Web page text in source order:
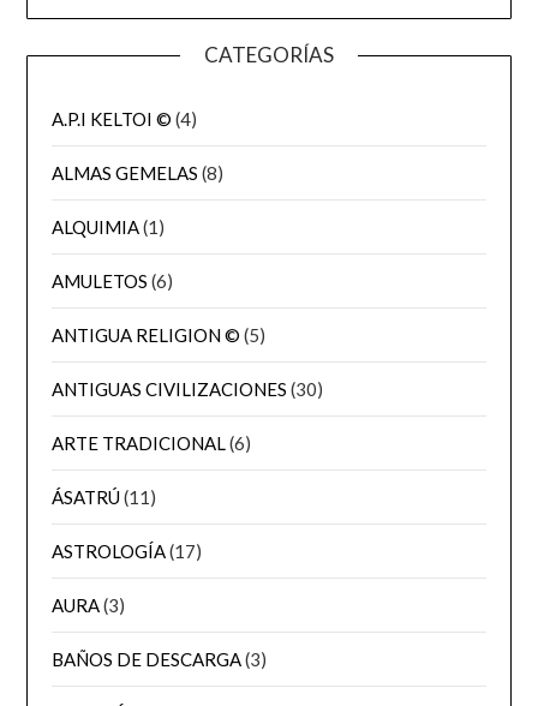
CATEGORÍAS
A.P.I KELTOI © (4)
ALMAS GEMELAS (8)
ALQUIMIA(1)
AMULETOS (6)
ANTIGUA RELIGION © (5)
ANTIGUAS CIVILIZACIONES (30)
ARTE TRADICIONAL(6)
ÁSATRÚ(11)
ASTROLOGÍA(17)
AURA(3)
BAÑOS DE DESCARGA(3)